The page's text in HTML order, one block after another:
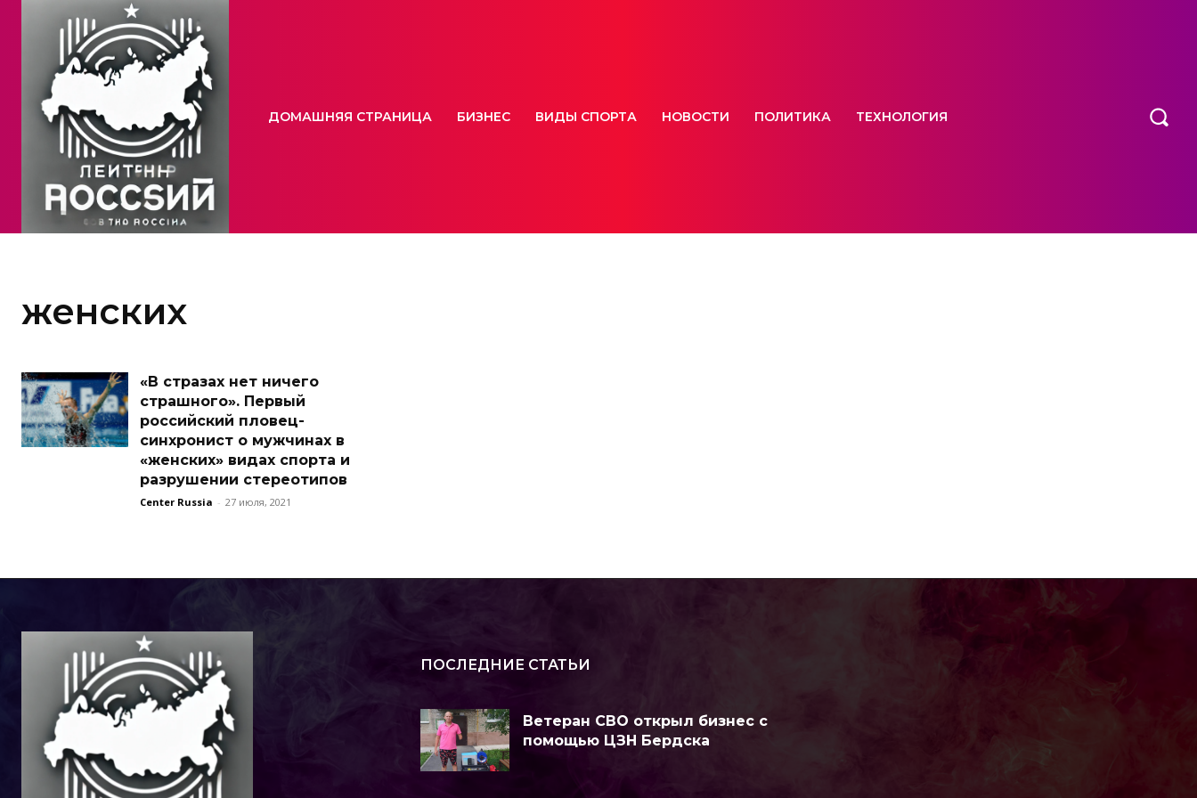
ДОМАШНЯЯ СТРАНИЦА БИЗНЕС ВИДЫ СПОРТА НОВОСТИ ПОЛИТИКА ТЕХНОЛОГИЯ
женских
«В стразах нет ничего
страшного». Первый
российский пловец-
синхронист о мужчинах в
«женских» видах спорта и
разрушении стереотипов
Center Russia - 27 июля, 2021
ПОСЛЕДНИЕ СТАТЬИ
Ветеран СВО открыл бизнес с
помощью ЦЗН Бердска